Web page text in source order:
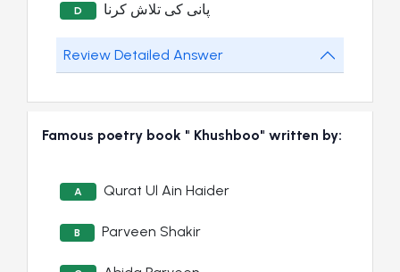
D پانی کی تلاش کرنا
Review Detailed Answer
Famous poetry book " Khushboo" written by:
A Qurat Ul Ain Haider
B Parveen Shakir